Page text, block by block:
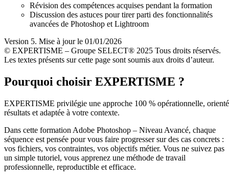
Révision des compétences acquises pendant la formation
Discussion des astuces pour tirer parti des fonctionnalités
avancées de Photoshop et Lightroom
Version 5. Mise à jour le 01/01/2026
© EXPERTISME – Groupe SELECT® 2025 Tous droits réservés.
Les textes présents sur cette page sont soumis aux droits d’auteur.
Pourquoi choisir EXPERTISME ?
EXPERTISME privilégie une approche 100 % opérationnelle,
résultats et adaptée à votre contexte.
Dans cette formation Adobe Photoshop – Niveau Avancé, chaque
séquence est pensée pour vous faire progresser sur des cas concrets :
vos fichiers, vos contraintes, vos objectifs métier. Vous ne suivez pas
un simple tutoriel, vous apprenez une méthode de travail
professionnelle, reproductible et efficace.